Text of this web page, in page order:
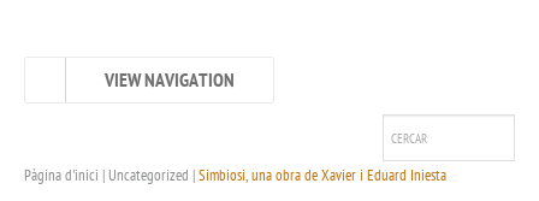
VIEW NAVIGATION
Pàgina d'inici | Uncategorized |Simbiosi, una obra de Xavier i Eduard Iniesta